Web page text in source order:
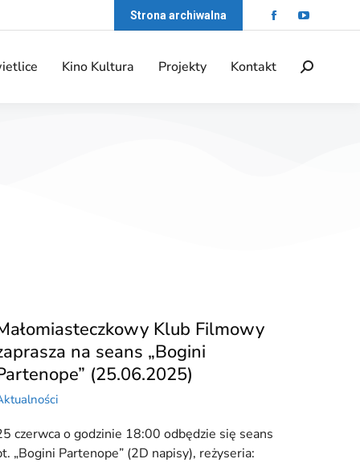
Strona archiwalna
Kino Kultura Projekty Kontakt
Klub Filmowy
na seans „Bogini
(25.06.2025)
czerwca o godzinie 18:00 odbędzie się seans
„Bogini Partenope” (2D napisy), reżyseria: